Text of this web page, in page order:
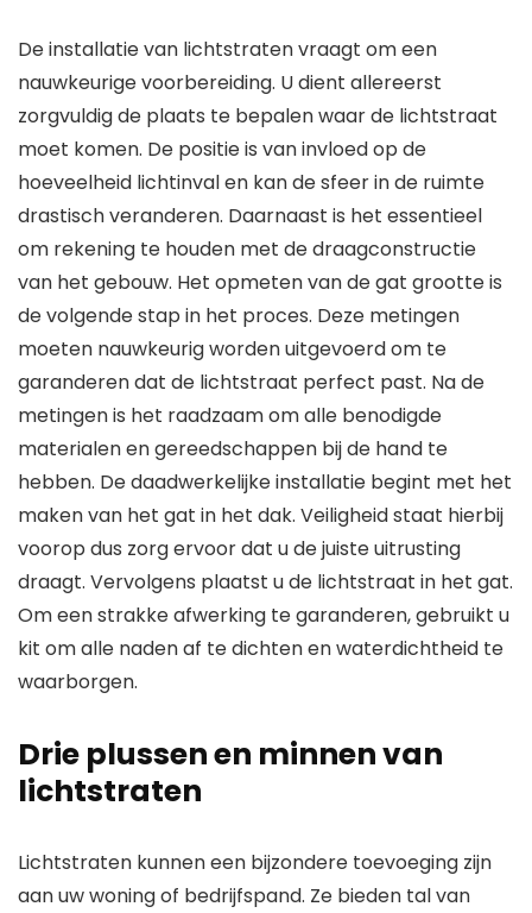
De installatie van lichtstraten vraagt om een
nauwkeurige voorbereiding. U dient allereerst
zorgvuldig de plaats te bepalen waar de lichtstraat
moet komen. De positie is van invloed op de
hoeveelheid lichtinval en kan de sfeer in de ruimte
drastisch veranderen. Daarnaast is het essentieel
om rekening te houden met de draagconstructie
van het gebouw. Het opmeten van de gat grootte is
de volgende stap in het proces. Deze metingen
moeten nauwkeurig worden uitgevoerd om te
garanderen dat de lichtstraat perfect past. Na de
metingen is het raadzaam om alle benodigde
materialen en gereedschappen bij de hand te
hebben. De daadwerkelijke installatie begint met het
maken van het gat in het dak. Veiligheid staat hierbij
voorop dus zorg ervoor dat u de juiste uitrusting
draagt. Vervolgens plaatst u de lichtstraat in het gat.
Om een strakke afwerking te garanderen, gebruikt u
kit om alle naden af te dichten en waterdichtheid te
waarborgen.
Drie plussen en minnen van
lichtstraten
Lichtstraten kunnen een bijzondere toevoeging zijn
aan uw woning of bedrijfspand. Ze bieden tal van